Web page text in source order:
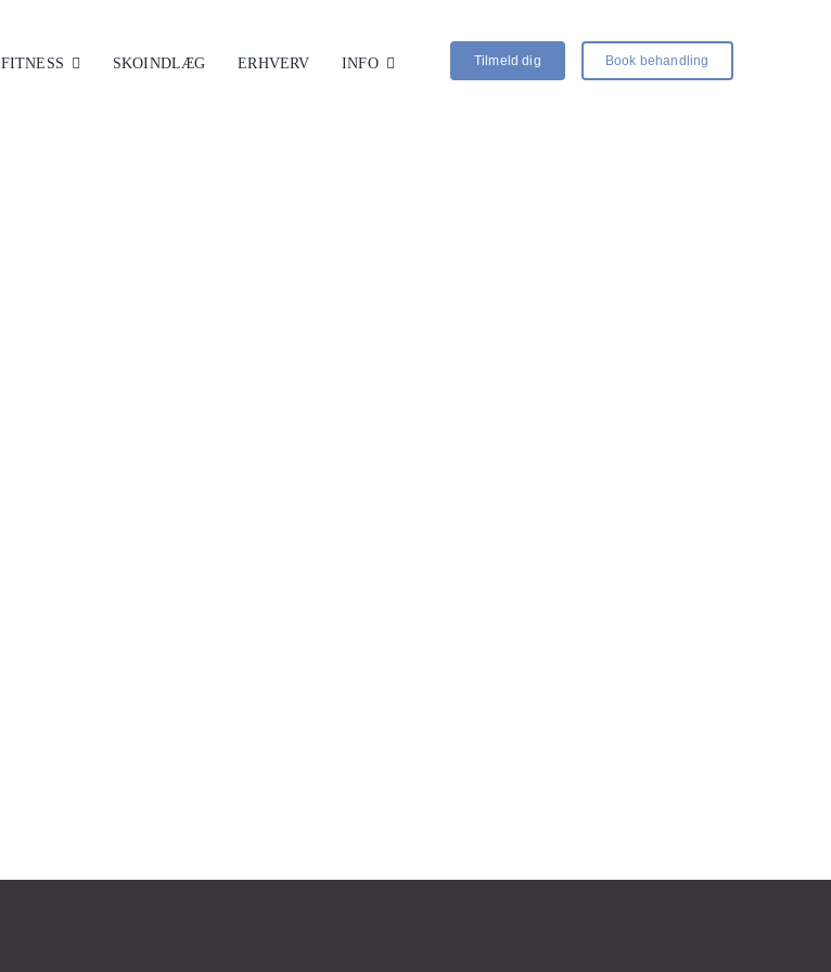
FITNESS SKOINDLÆG ERHVERV INFO Tilmeld dig Book behandling